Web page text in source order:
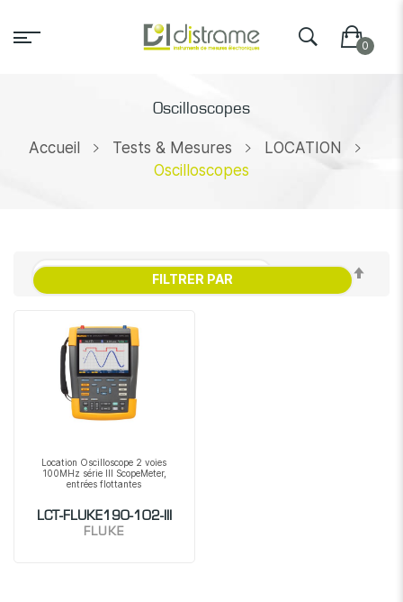
Oscilloscopes
Accueil Tests & Mesures
LOCATION
Oscilloscopes
Location Oscilloscope 2 voies
100MHz série III ScopeMeter,
entrées flottantes
LCT-FLUKE190-102-III
FLUKE
FILTRER PAR